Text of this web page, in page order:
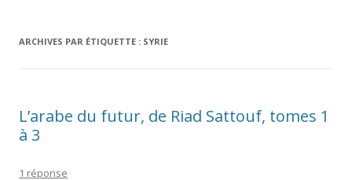
ARCHIVES PAR ÉTIQUETTE : SYRIE
L’arabe du futur, de Riad Sattouf, tomes 1
à 3
1 réponse